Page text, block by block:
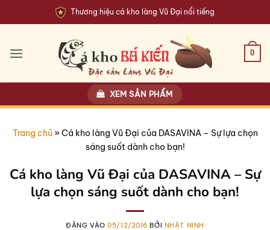
qua
dung
Thương hiệu cá kho làng Vũ Đại nổi tiếng
0
XEM SẢN PHẨM
Trang chủ»Cá kho làng Vũ Đại của DASAVINA – Sự lựa chọn
sáng suốt dành cho bạn!
Cá kho làng Vũ Đại của DASAVINA – Sự
lựa chọn sáng suốt dành cho bạn!
ĐĂNG VÀO05/12/2016 BỞI NHẬT NINH